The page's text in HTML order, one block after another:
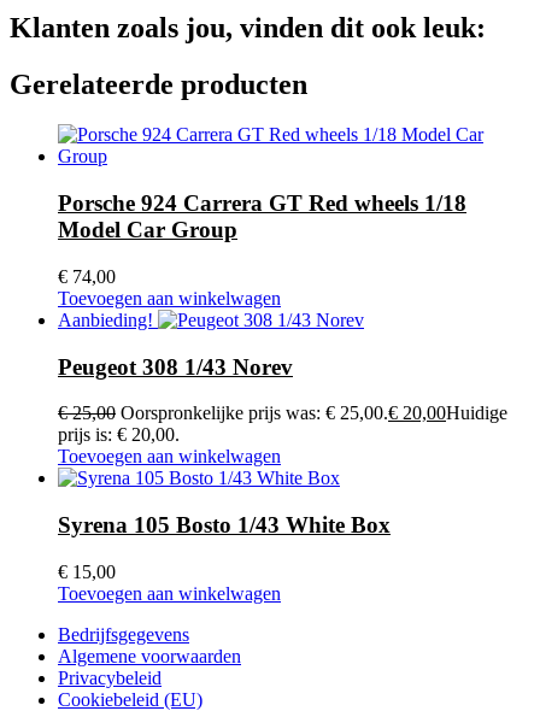
Klanten zoals jou, vinden dit ook leuk:
Gerelateerde producten
Porsche 924 Carrera GT Red wheels 1/18
Model Car Group
€ 74,00
Toevoegen aan winkelwagen
Aanbieding!
Peugeot 308 1/43 Norev
€25,00 Oorspronkelijke prijs was: € 25,00.€ 20,00Huidige
prijs is: € 20,00.
Toevoegen aan winkelwagen
Syrena 105 Bosto 1/43 White Box
€ 15,00
Toevoegen aan winkelwagen
Bedrijfsgegevens
Algemene voorwaarden
Privacybeleid
Cookiebeleid (EU)